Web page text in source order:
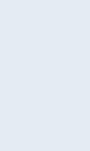
서 흘러간 선(先)
위해 최선을 다할
러를 넘어섰다. 상
기(SSD)는
품목도 ▲석유제품